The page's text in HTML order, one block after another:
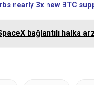
nearly 3x new BTC
bağlantılı halka